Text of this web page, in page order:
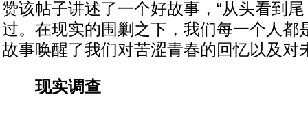
赞该帖子讲述了一个好故事，“从头看到
过。在现实的围剿之下，我们每一个人都
故事唤醒了我们对苦涩青春的回忆以及对
现实调查